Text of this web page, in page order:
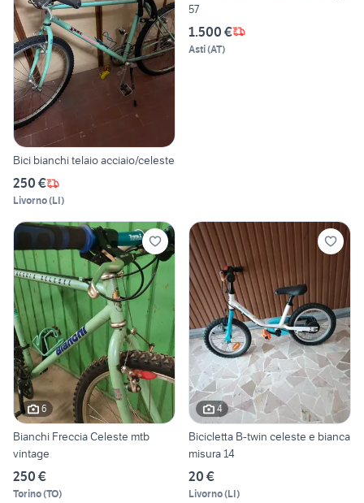
Bici bianchi telaio acciaio/celeste
250 €
Livorno(LI)
57
1.500 €
Asti(AT)
6
Bianchi Freccia Celeste mtb
vintage
250 €
Torino(TO)
4
Bicicletta B-twin celeste e bianca
misura 14
20 €
Livorno(LI)